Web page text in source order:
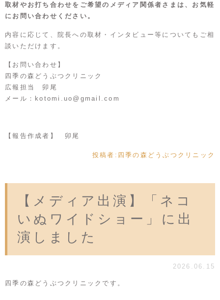
取材やお打ち合わせをご希望のメディア関係者さまは、お気軽
にお問い合わせください。
内容に応じて、院長への取材・インタビュー等についてもご相
談いただけます。
【お問い合わせ】
四季の森どうぶつクリニック
広報担当 卯尾
メール： kotomi.uo@gmail.com
【報告作成者】 卯尾
投稿者: 四季の森どうぶつクリニック
【メディア出演】「ネコ
いぬワイドショー」に出
演しました
2026.06.15
四季の森どうぶつクリニックです。